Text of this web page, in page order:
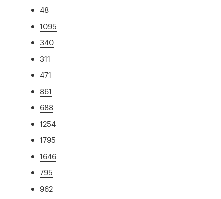
48
1095
340
311
471
861
688
1254
1795
1646
795
962